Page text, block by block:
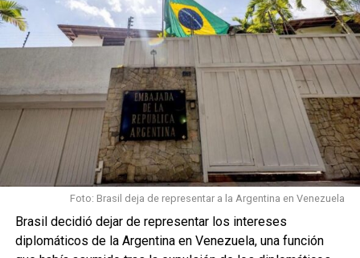
Foto: Brasil deja de representar a la Argentina en Venezuela
Brasil decidió dejar de representar los intereses
diplomáticos de la Argentina en Venezuela, una función